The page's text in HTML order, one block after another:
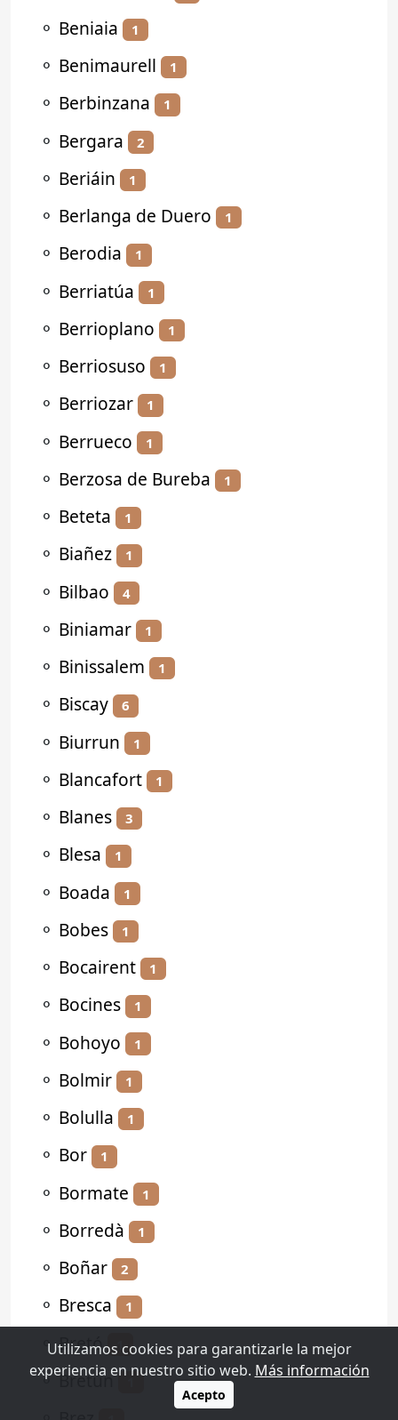
⚬ Beniaia 1
⚬ Benimaurell 1
⚬ Berbinzana 1
⚬ Bergara 2
⚬ Beriáin 1
⚬ Berlanga de Duero 1
⚬ Berodia 1
⚬ Berriatúa 1
⚬ Berrioplano 1
⚬ Berriosuso 1
⚬ Berriozar 1
⚬ Berrueco 1
⚬ Berzosa de Bureba 1
⚬ Beteta 1
⚬ Biañez 1
⚬ Bilbao 4
⚬ Biniamar 1
⚬ Binissalem 1
⚬ Biscay 6
⚬ Biurrun 1
⚬ Blancafort 1
⚬ Blanes 3
⚬ Blesa 1
⚬ Boada 1
⚬ Bobes 1
⚬ Bocairent 1
⚬ Bocines 1
⚬ Bohoyo 1
⚬ Bolmir 1
⚬ Bolulla 1
⚬ Bor 1
⚬ Bormate 1
⚬ Borredà 1
⚬ Boñar 2
⚬ Bresca 1
⚬Bretó 1
⚬Bretún 1
Utilizamos cookies para garantizarle la mejor
experiencia en nuestro sitio web. Más información
Acepto